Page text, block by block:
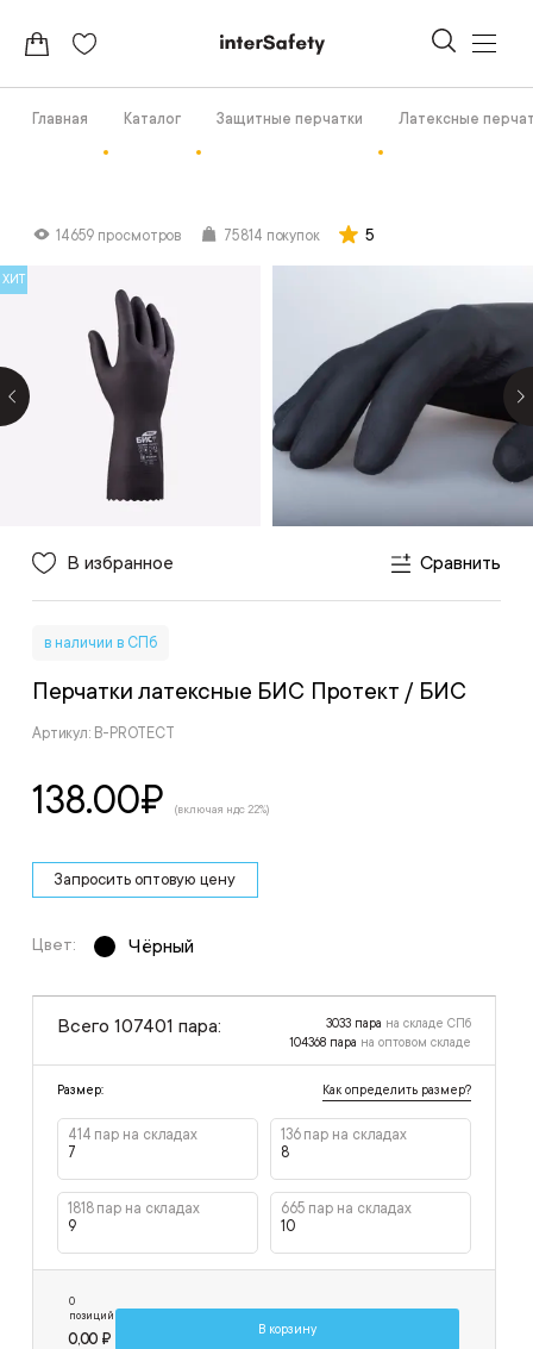
Главная Каталог Защитные перчатки Латексные
14659 просмотров 75814 покупок 5
ХИТ
В избранное Сравнить
в наличии в СПб
Перчатки латексные БИС Протект / БИС
Артикул: B-PROTECT
138.00₽ (включая ндс 22%)
Запросить оптовую цену
Цвет: Чёрный
Всего 107401 пара: 3033 пара на складе СПб
104368 пара на оптовом складе
Размер: Как определить размер?
414 пар на складах
7
136 пар на складах
8
1818 пар на складах
9
665 пар на складах
10
0
позиций
0,00 ₽
В корзину